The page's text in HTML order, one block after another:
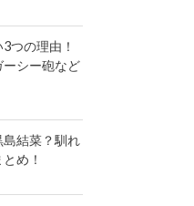
つの理由！
シー砲など
結菜？馴れ
め！